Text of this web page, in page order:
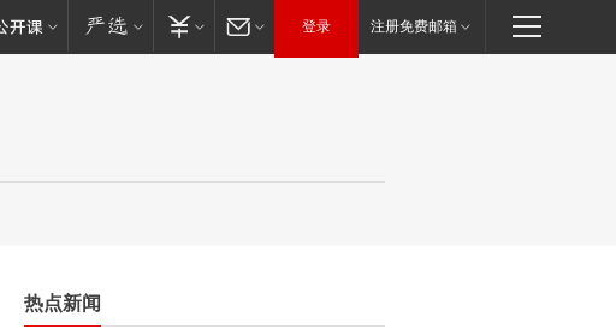
登录 注册免费邮箱
热点新闻